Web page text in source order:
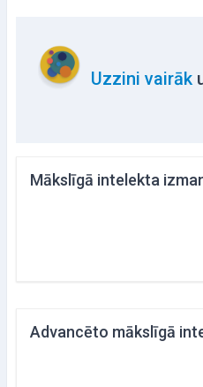
Uzzini vairāk
Mākslīgā intelekta